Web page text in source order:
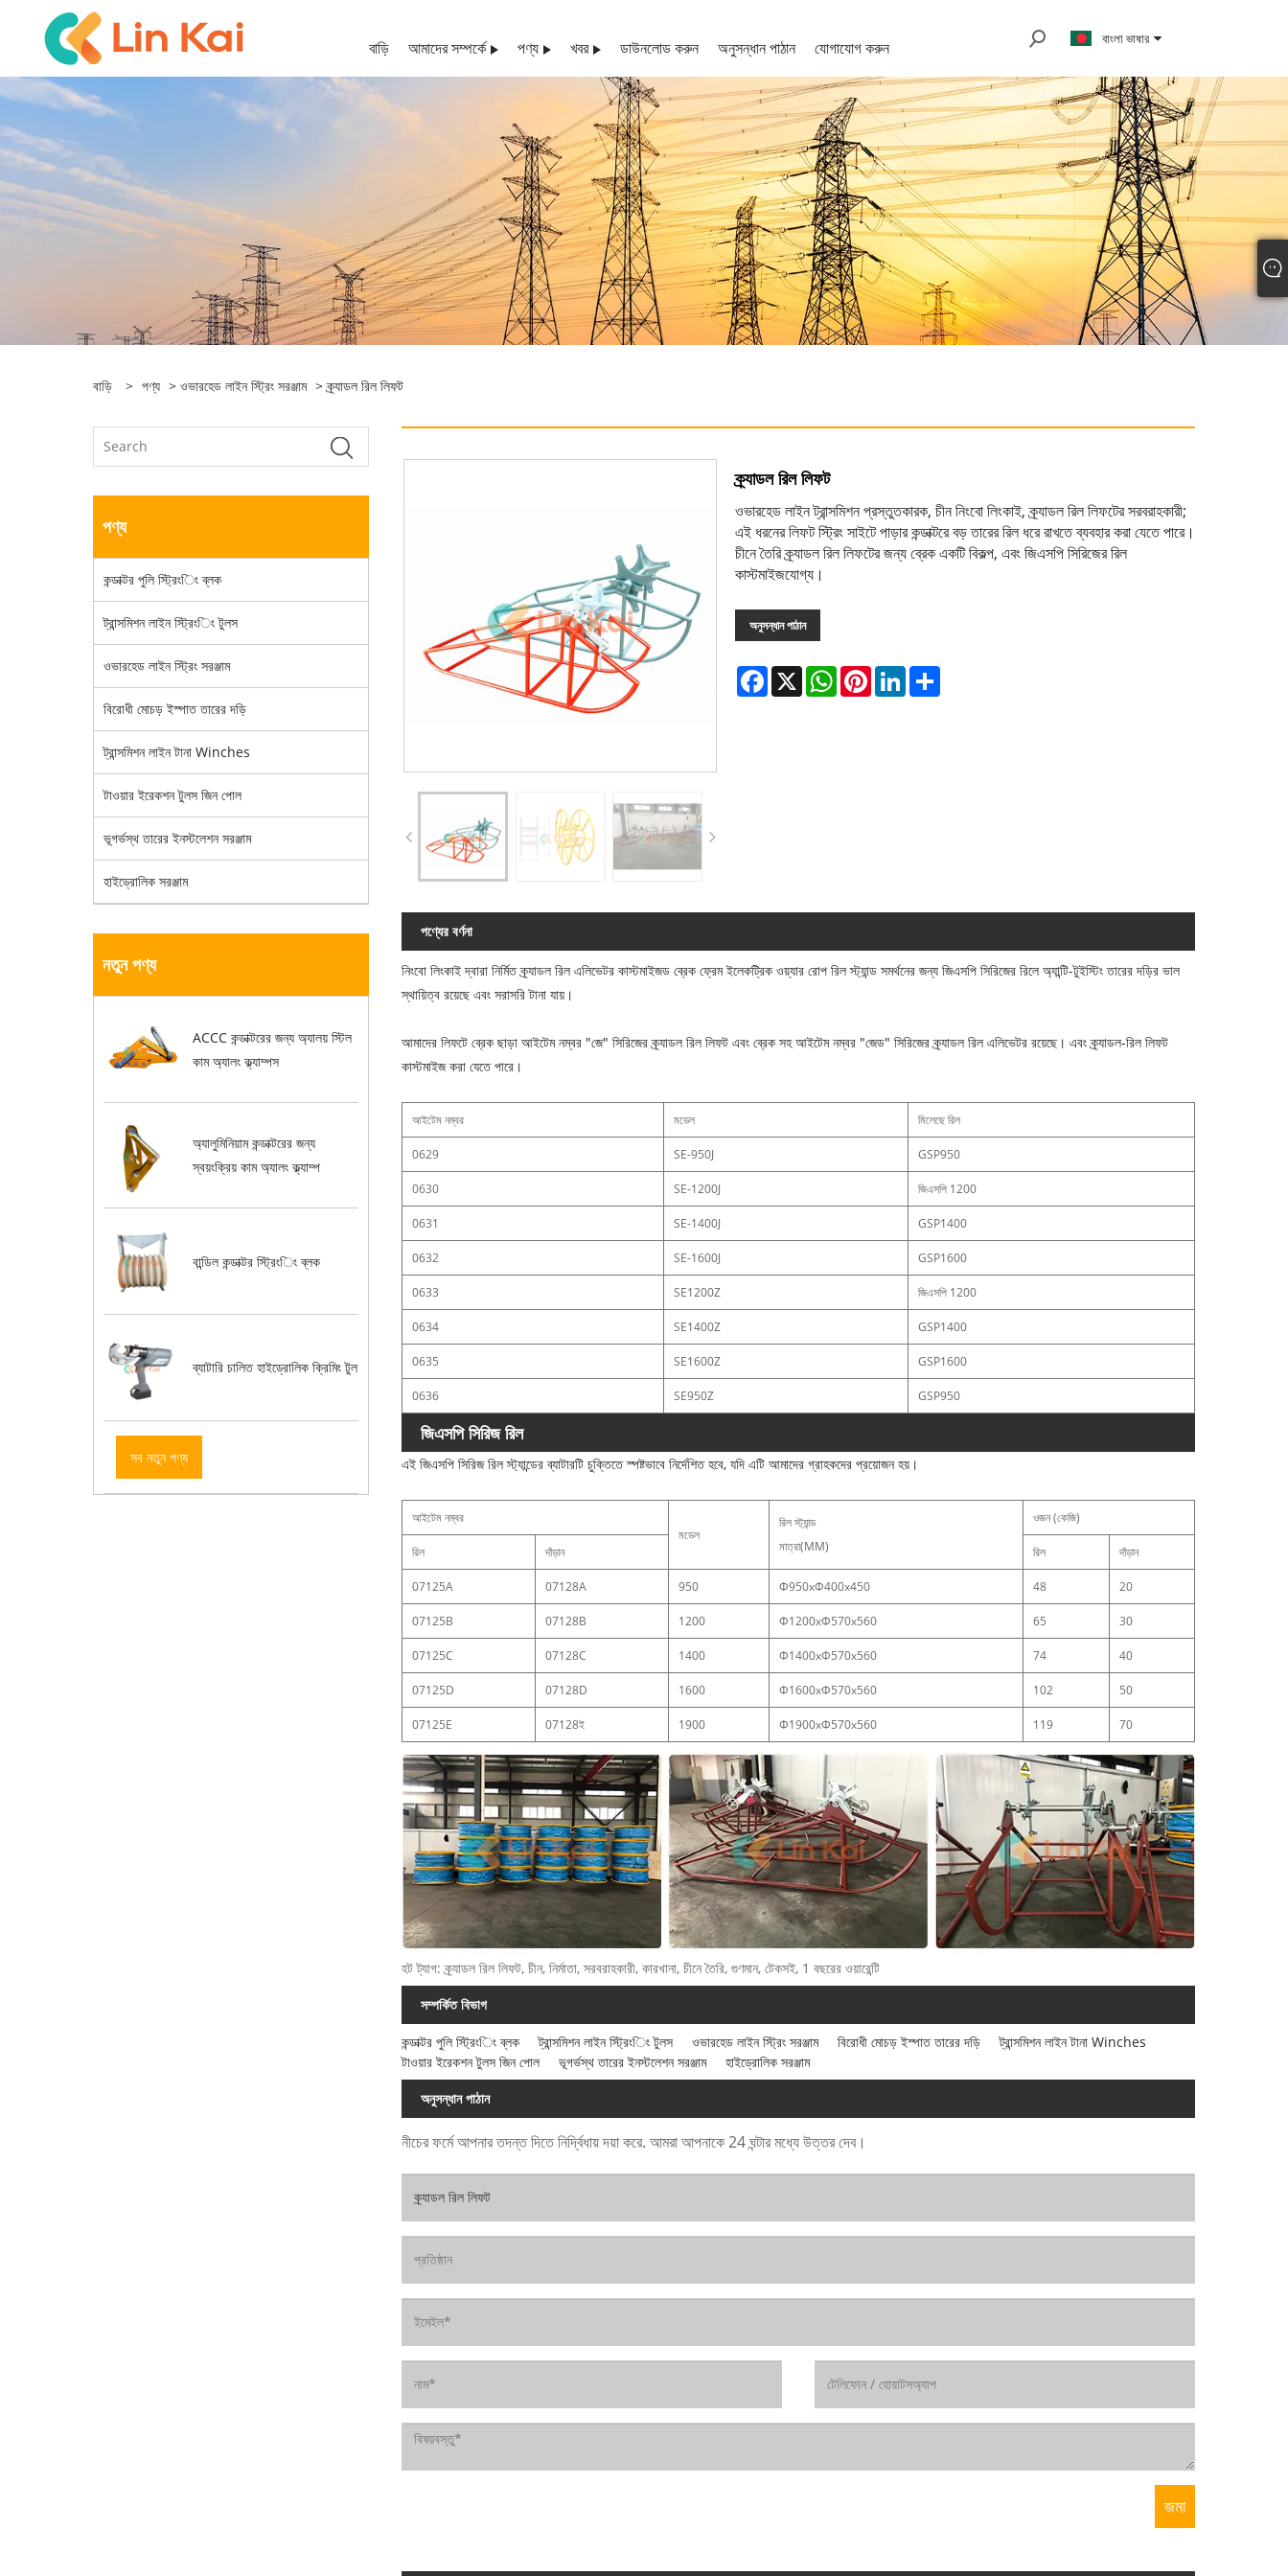
বাড়ি আমাদের সম্পর্কে পণ্য খবর ডাউনলোড করুন অনুসন্ধান পাঠান যোগাযোগ করুন বাংলা ভাষার
বাড়ি > পণ্য > ওভারহেড লাইন স্ট্রিং সরঞ্জাম > ক্র্যাডল রিল লিফট
পণ্য
কন্ডাক্টর পুলি স্ট্রিংিং ব্লক
ট্রান্সমিশন লাইন স্ট্রিংিং টুলস
ওভারহেড লাইন স্ট্রিং সরঞ্জাম
বিরোধী মোচড় ইস্পাত তারের দড়ি
ট্রান্সমিশন লাইন টানা Winches
টাওয়ার ইরেকশন টুলস জিন পোল
ভূগর্ভস্থ তারের ইনস্টলেশন সরঞ্জাম
হাইড্রোলিক সরঞ্জাম
নতুন পণ্য
ACCC কন্ডাক্টরের জন্য অ্যালয় স্টিল
কাম অ্যালং ক্ল্যাম্পস
অ্যালুমিনিয়াম কন্ডাক্টরের জন্য
স্বয়ংক্রিয় কাম অ্যালং ক্ল্যাম্প
বান্ডিল কন্ডাক্টর স্ট্রিংিং ব্লক
ব্যাটারি চালিত হাইড্রোলিক ক্রিমিং টুল
সব নতুন পণ্য
ক্র্যাডল রিল লিফট
ওভারহেড লাইন ট্রান্সমিশন প্রস্তুতকারক, চীন নিংবো লিংকাই, ক্র্যাডল রিল লিফটের সরবরাহকারী;
এই ধরনের লিফট স্ট্রিং সাইটে পাড়ার কন্ডাক্টরে বড় তারের রিল ধরে রাখতে ব্যবহার করা যেতে পারে।
চীনে তৈরি ক্র্যাডল রিল লিফটের জন্য ব্রেক একটি বিকল্প, এবং জিএসপি সিরিজের রিল
কাস্টমাইজযোগ্য।
অনুসন্ধান পাঠান
Facebook
X WhatsAppPinterestLinkedInShare
পণ্যের বর্ণনা
নিংবো লিংকাই দ্বারা নির্মিত ক্র্যাডল রিল এলিভেটর কাস্টমাইজড ব্রেক ফ্রেম ইলেকট্রিক ওয়্যার রোপ রিল স্ট্যান্ড সমর্থনের জন্য জিএসপি সিরিজের রিলে অ্যান্টি-টুইস্টিং তারের দড়ির ভাল
স্থায়িত্ব রয়েছে এবং সরাসরি টানা যায়।
আমাদের লিফটে ব্রেক ছাড়া আইটেম নম্বর "জে" সিরিজের ক্র্যাডল রিল লিফট এবং ব্রেক সহ আইটেম নম্বর "জেড" সিরিজের ক্র্যাডল রিল এলিভেটর রয়েছে। এবং ক্র্যাডল-রিল লিফট
কাস্টমাইজ করা যেতে পারে।
আইটেম নম্বর মডেল মিলেছে রিল
0629 SE-950J GSP950
0630 SE-1200J জিএসপি 1200
0631 SE-1400J GSP1400
0632 SE-1600J GSP1600
0633 SE1200Z জিএসপি 1200
0634 SE1400Z GSP1400
0635 SE1600Z GSP1600
0636 SE950Z GSP950
জিএসপি সিরিজ রিল
এই জিএসপি সিরিজ রিল স্ট্যান্ডের ব্যাটারটি চুক্তিতে স্পষ্টভাবে নির্দেশিত হবে, যদি এটি আমাদের গ্রাহকদের প্রয়োজন হয়।
আইটেম নম্বর
মডেল
রিল স্ট্যান্ড
মাত্রা(MM)
ওজন (কেজি)
রিল দাঁড়ান রিল দাঁড়ান
07125A 07128A 950 Φ950xΦ400x450 48 20
07125B 07128B 1200 Φ1200xΦ570x560 65 30
07125C 07128C 1400 Φ1400xΦ570x560 74 40
07125D 07128D 1600 Φ1600xΦ570x560 102 50
07125E 07128ই 1900 Φ1900xΦ570x560 119 70
হট ট্যাগ: ক্র্যাডল রিল লিফট, চীন, নির্মাতা, সরবরাহকারী, কারখানা, চীনে তৈরি, গুণমান, টেকসই, 1 বছরের ওয়ারেন্টি
সম্পর্কিত বিভাগ
কন্ডাক্টর পুলি স্ট্রিংিং ব্লক ট্রান্সমিশন লাইন স্ট্রিংিং টুলস ওভারহেড লাইন স্ট্রিং সরঞ্জাম বিরোধী মোচড় ইস্পাত তারের দড়ি
ট্রান্সমিশন লাইন টানা Winches
টাওয়ার ইরেকশন টুলস জিন পোল
ভূগর্ভস্থ তারের ইনস্টলেশন সরঞ্জাম হাইড্রোলিক সরঞ্জাম
অনুসন্ধান পাঠান
নীচের ফর্মে আপনার তদন্ত দিতে নির্দ্বিধায় দয়া করে. আমরা আপনাকে 24 ঘন্টার মধ্যে উত্তর দেব।